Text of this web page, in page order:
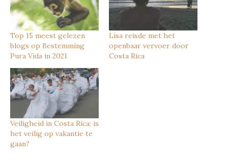
Top 15 meest gelezen
blogs op Bestemming
Pura Vida in 2021
Lisa reisde met het
openbaar vervoer door
Costa Rica
Veiligheid in Costa Rica: is
het veilig op vakantie te
gaan?